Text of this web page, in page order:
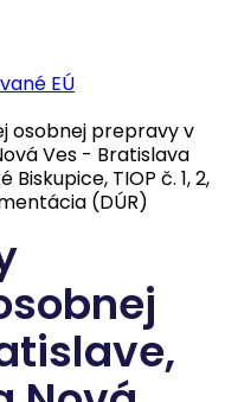
EÚ
osobnej prepravy v
Ves - Bratislava
TIOP č. 1, 2,
(DÚR)